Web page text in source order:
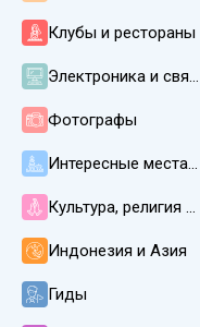
Клубы и рестораны
Электроника и связь
Фотографы
Интересные места, пляжи, погода и климат
Культура, религия и язык на Бали
Индонезия и Азия
Гиды